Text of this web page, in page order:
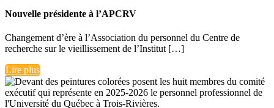
Nouvelle présidente à l’APCRV
Changement d’ère à l’Association du personnel du Centre de
recherche sur le vieillissement de l’Institut […]
Lire plus